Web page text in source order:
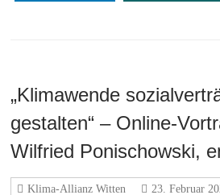
„Klimawende
gestalten“ – Online-
Wilfried Ponischowski,
Klima-Allianz Witten
23. Februar